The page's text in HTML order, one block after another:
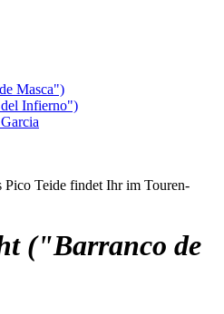
Masca")
Infierno")
Pico Teide findet Ihr im Touren-
("Barranco de